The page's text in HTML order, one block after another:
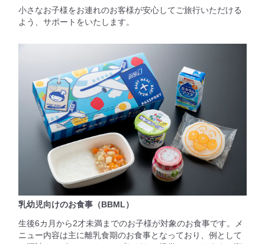
小さなお子様をお連れのお客様が安心してご旅行いただける
よう、サポートをいたします。
乳幼児向けのお食事（BBML）
生後6カ月から2才未満までのお子様が対象のお食事です。メ
ニュー内容は主に離乳食期のお食事となっており、例として